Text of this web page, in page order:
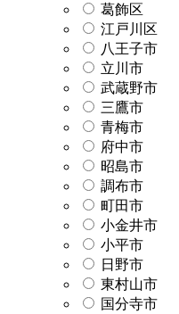
葛飾区
江戸川区
八王子市
立川市
武蔵野市
三鷹市
青梅市
府中市
昭島市
調布市
町田市
小金井市
小平市
日野市
東村山市
国分寺市